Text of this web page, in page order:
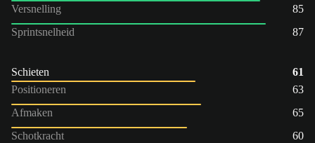
Versnelling
85
Sprintsnelheid
87
Schieten
61
Positioneren
63
Afmaken
65
Schotkracht
60